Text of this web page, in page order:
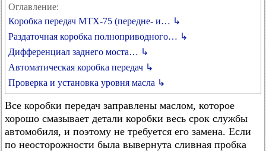
Оглавление:
Коробка передач МТХ-75 (передне- и… ↳
Раздаточная коробка полноприводного… ↳
Дифференциал заднего моста… ↳
Автоматическая коробка передач ↳
Проверка и установка уровня масла ↳
Все коробки передач заправлены маслом, которое
хорошо смазывает детали коробки весь срок службы
автомобиля, и поэтому не требуется его замена. Если
по неосторожности была вывернута сливная пробка